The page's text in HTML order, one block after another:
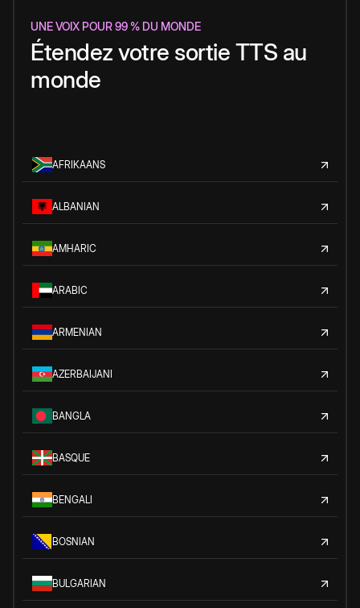
UNE VOIX POUR 99 % DU MONDE
Étendez votre sortie TTS au
monde
AFRIKAANS
ALBANIAN
AMHARIC
ARABIC
ARMENIAN
AZERBAIJANI
BANGLA
BASQUE
BENGALI
BOSNIAN
BULGARIAN